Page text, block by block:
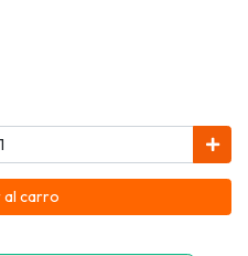
al carro